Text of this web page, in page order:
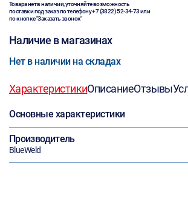
Товара нет в наличии, уточняйте возможность
поставки под заказ по телефону+7 (3822) 52-34-73или
по кнопке "Заказать звонок"
Наличие в магазинах
Нет в наличии на складах
ХарактеристикиОписаниеОтзывы
Основные характеристики
Производитель
BlueWeld